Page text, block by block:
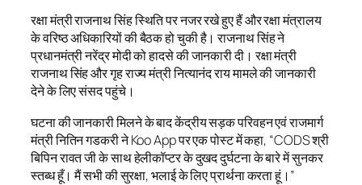
रक्षा मंत्री राजनाथ सिंह स्थिति पर नजर रखे हुए हैं और रक्षा मंत्रालय
के वरिष्ठ अधिकारियों की बैठक हो चुकी है। राजनाथ सिंह ने
प्रधानमंत्री नरेंद्र मोदी को हादसे की जानकारी दी। रक्षा मंत्री
राजनाथ सिंह और गृह राज्य मंत्री नित्यानंद राय मामले की जानकारी
देने के लिए संसद पहुंचे।
घटना की जानकारी मिलने के बाद केंद्रीय सड़क परिवहन एवं राजमार्ग
मंत्री नितिन गडकरी ने Koo App पर एक पोस्ट में कहा, “CODS श्री
बिपिन रावत जी के साथ हेलीकॉप्टर के दुखद दुर्घटना के बारे में सुनकर
स्तब्ध हूँ। मैं सभी की सुरक्षा, भलाई के लिए प्रार्थना करता हूं।”